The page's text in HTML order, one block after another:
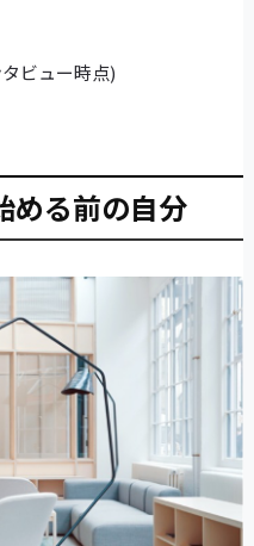
ビュー時点)
める前の自分